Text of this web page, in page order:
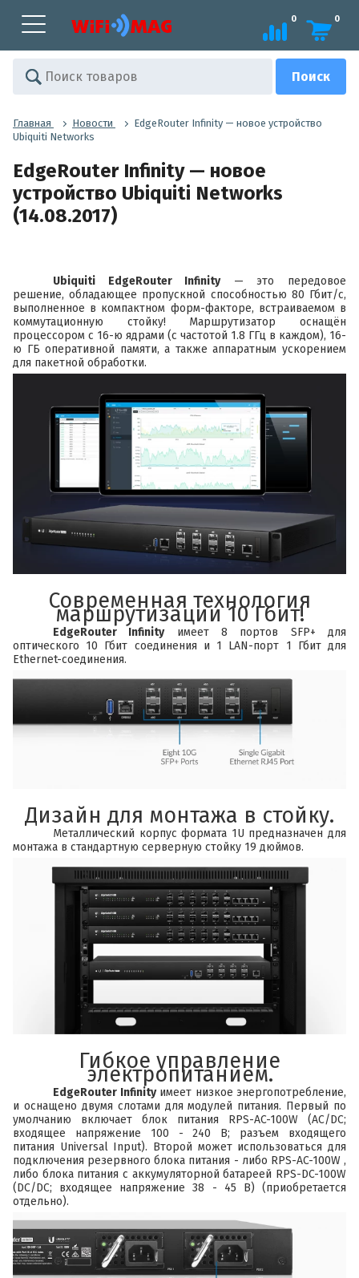
0 0
Главная Новости
EdgeRouter Infinity — новое устройство
Ubiquiti Networks
EdgeRouter Infinity — новое
устройство Ubiquiti Networks
(14.08.2017)
Ubiquiti EdgeRouter Infinity— это передовое
решение, обладающее пропускной способностью 80 Гбит/с,
выполненное в компактном форм-факторе, встраиваемом в
коммутационную стойку! Маршрутизатор оснащён
процессором с 16-ю ядрами (с частотой 1.8 ГГц в каждом), 16-
ю ГБ оперативной памяти, а также аппаратным ускорением
для пакетной обработки.
Современная технология
маршрутизации 10 Гбит!
EdgeRouter Infinityимеет 8 портов SFP+ для
оптического 10 Гбит соединения и 1 LAN-порт 1 Гбит для
Ethernet-соединения.
Дизайн для монтажа в стойку.
Металлический корпус формата 1U предназначен для
монтажа в стандартную серверную стойку 19 дюймов.
Гибкое управление
электропитанием.
EdgeRouter Infinityимеет низкое энергопотребление,
и оснащено двумя слотами для модулей питания. Первый по
умолчанию включает блок питания RPS-AC-100W (AC/DC;
входящее напряжение 100 - 240 В; разъем входящего
питания Universal Input). Второй может использоваться для
подключения резервного блока питания - либо RPS-AC-100W,
либо блока питания с аккумуляторной батареей RPS-DC-100W
(DC/DC; входящее напряжение 38 - 45 В) (приобретается
отдельно).